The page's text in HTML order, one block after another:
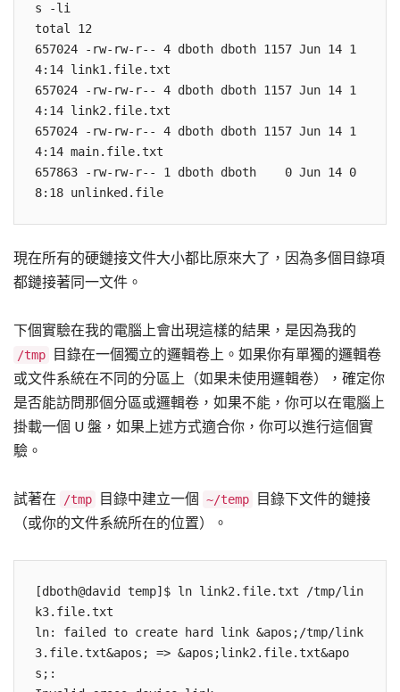
s -li
total 12
657024 -rw-rw-r-- 4 dboth dboth 1157 Jun 14 1
4:14 link1.file.txt
657024 -rw-rw-r-- 4 dboth dboth 1157 Jun 14 1
4:14 link2.file.txt
657024 -rw-rw-r-- 4 dboth dboth 1157 Jun 14 1
4:14 main.file.txt
657863 -rw-rw-r-- 1 dboth dboth    0 Jun 14 0
現在所有的硬鏈接文件大小都比原來大了，因為多個目錄項
都鏈接著同一文件。
下個實驗在我的電腦上會出現這樣的結果，是因為我的
/tmp
目錄在一個獨立的邏輯卷上。如果你有單獨的邏輯卷
或文件系統在不同的分區上（如果未使用邏輯卷），確定你
是否能訪問那個分區或邏輯卷，如果不能，你可以在電腦上
掛載一個 U 盤，如果上述方式適合你，你可以進行這個實
驗。
試著在 /tmp 目錄中建立一個 ~/temp
目錄下文件的鏈接
（或你的文件系統所在的位置）。
[dboth@david temp]$ ln link2.file.txt /tmp/lin
k3.file.txt
ln: failed to create hard link &apos;/tmp/link
3.file.txt&apos; => &apos;link2.file.txt&apo
s;: